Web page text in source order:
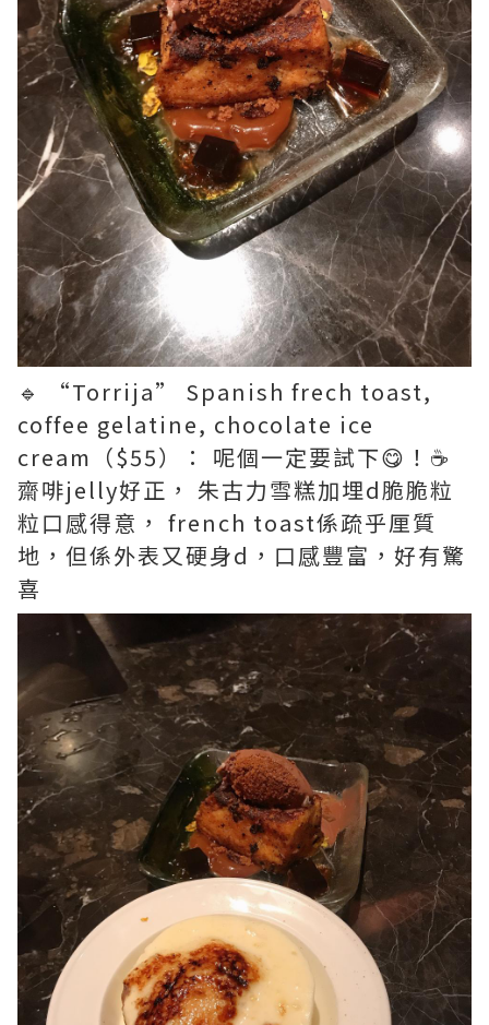
🔹 “Torrija” Spanish frech toast,
coffee gelatine, chocolate ice
cream（$55）： 呢個一定要試下😋！☕️
齋啡jelly好正， 朱古力雪糕加埋d脆脆粒
粒口感得意， french toast係疏乎厘質
地，但係外表又硬身d，口感豐富，好有驚
喜